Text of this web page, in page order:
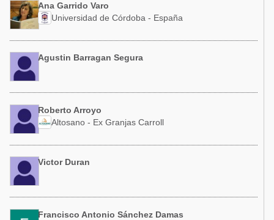
Ana Garrido Varo
Universidad de Córdoba - España
Agustin Barragan Segura
Roberto Arroyo
Altosano - Ex Granjas Carroll
Victor Duran
Francisco Antonio Sánchez Damas